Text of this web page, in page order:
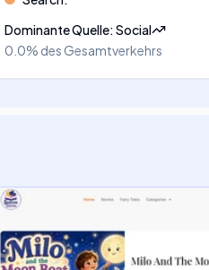
Dominante Quelle:Social
0.0% des Gesamtverkehrs